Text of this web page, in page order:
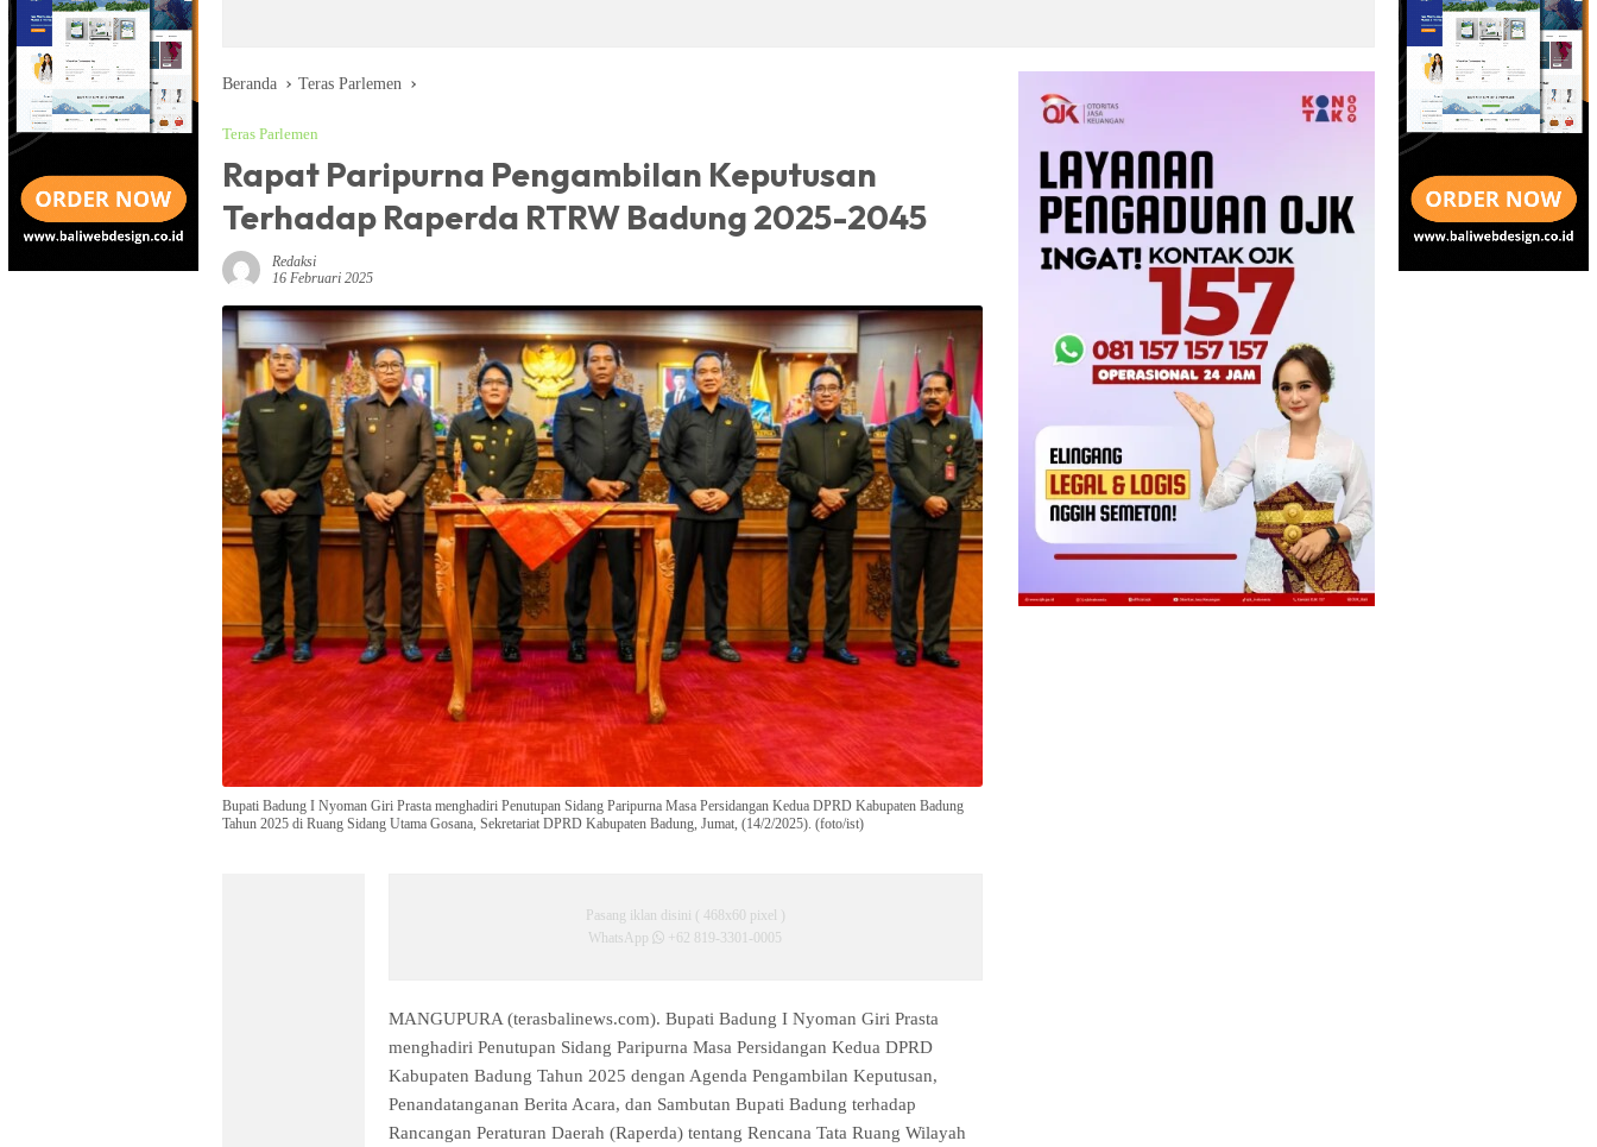
Beranda Teras Parlemen
Teras Parlemen
Rapat Paripurna Pengambilan Keputusan
Terhadap Raperda RTRW Badung 2025-2045
Redaksi
16 Februari 2025
Bupati Badung I Nyoman Giri Prasta menghadiri Penutupan Sidang Paripurna Masa Persidangan Kedua DPRD Kabupaten Badung
Tahun 2025 di Ruang Sidang Utama Gosana, Sekretariat DPRD Kabupaten Badung, Jumat, (14/2/2025). (foto/ist)
Pasang iklan disini ( 468x60 pixel )
WhatsApp
+62 819-3301-0005
MANGUPURA (terasbalinews.com). Bupati Badung I Nyoman Giri Prasta
menghadiri Penutupan Sidang Paripurna Masa Persidangan Kedua DPRD
Kabupaten Badung Tahun 2025 dengan Agenda Pengambilan Keputusan,
Penandatanganan Berita Acara, dan Sambutan Bupati Badung terhadap
Rancangan Peraturan Daerah (Raperda) tentang Rencana Tata Ruang Wilayah